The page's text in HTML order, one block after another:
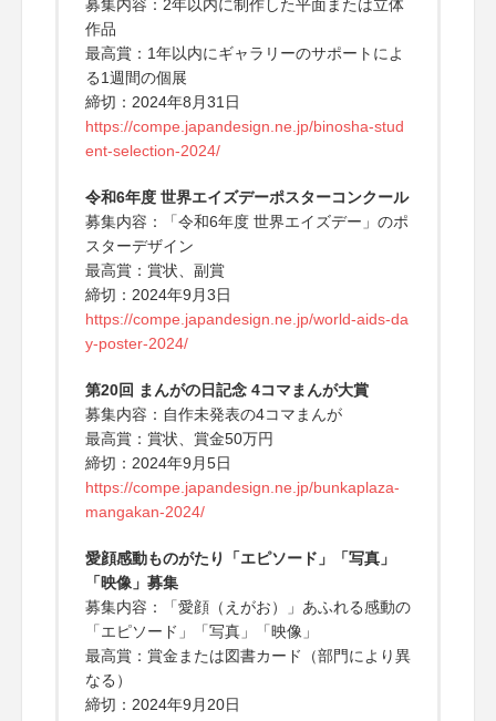
募集内容：2年以内に制作した平面または立体
作品
最高賞：1年以内にギャラリーのサポートによ
る1週間の個展
締切：2024年8月31日
https://compe.japandesign.ne.jp/binosha-stud
ent-selection-2024/
令和6年度 世界エイズデーポスターコンクール
募集内容：「令和6年度 世界エイズデー」のポ
スターデザイン
最高賞：賞状、副賞
締切：2024年9月3日
https://compe.japandesign.ne.jp/world-aids-da
y-poster-2024/
第20回 まんがの日記念 4コマまんが大賞
募集内容：自作未発表の4コマまんが
最高賞：賞状、賞金50万円
締切：2024年9月5日
https://compe.japandesign.ne.jp/bunkaplaza-
mangakan-2024/
愛顔感動ものがたり「エピソード」「写真」
「映像」募集
募集内容：「愛顔（えがお）」あふれる感動の
「エピソード」「写真」「映像」
最高賞：賞金または図書カード（部門により異
なる）
締切：2024年9月20日